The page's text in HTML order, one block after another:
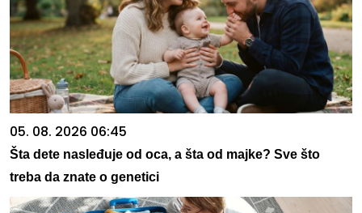
05. 08. 2026 06:45
Šta dete nasleđuje od oca, a šta od majke? Sve što
treba da znate o genetici